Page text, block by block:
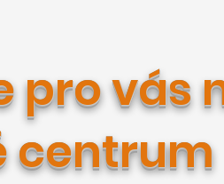
pro vás
centrum